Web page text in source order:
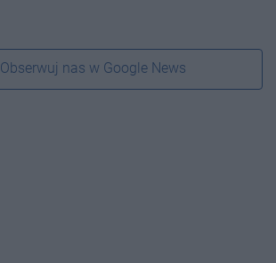
Obserwuj nas w Google News